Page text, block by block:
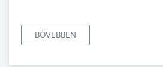
BŐVEBBEN